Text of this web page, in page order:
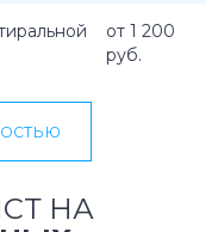
от 1 200
руб.
НА